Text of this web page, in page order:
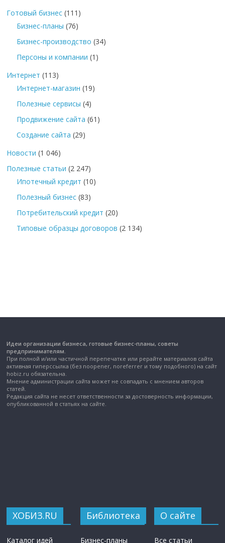
Готовый бизнес (111)
Бизнес-планы (76)
Бизнес-производство (34)
Персоны и компании (1)
Интернет (113)
Интернет-магазин (19)
Полезные сервисы (4)
Продвижение сайта (61)
Создание сайта (29)
Новости (1 046)
Полезные статьи (2 247)
Ипотечный кредит (10)
Полезный бизнес (83)
Потребительский кредит (20)
Типовые образцы договоров (2 134)
Идеи организации бизнеса, готовые бизнес-планы, советы
предпринимателям.
При полной и/или частичной перепечатке или рерайте материалов сайта
активная гиперссылка (без noopener, noreferrer и тому подобного) на сайт
hobiz.ru обязательна.
Мнение администрации сайта может не совпадать с мнением авторов
статей.
Редакция сайта не несет ответственности за достоверность информации,
опубликованной в статьях на сайте.
ХОБИЗ.RU
Каталог идей
Библиотека
Бизнес-планы
О сайте
Все статьи